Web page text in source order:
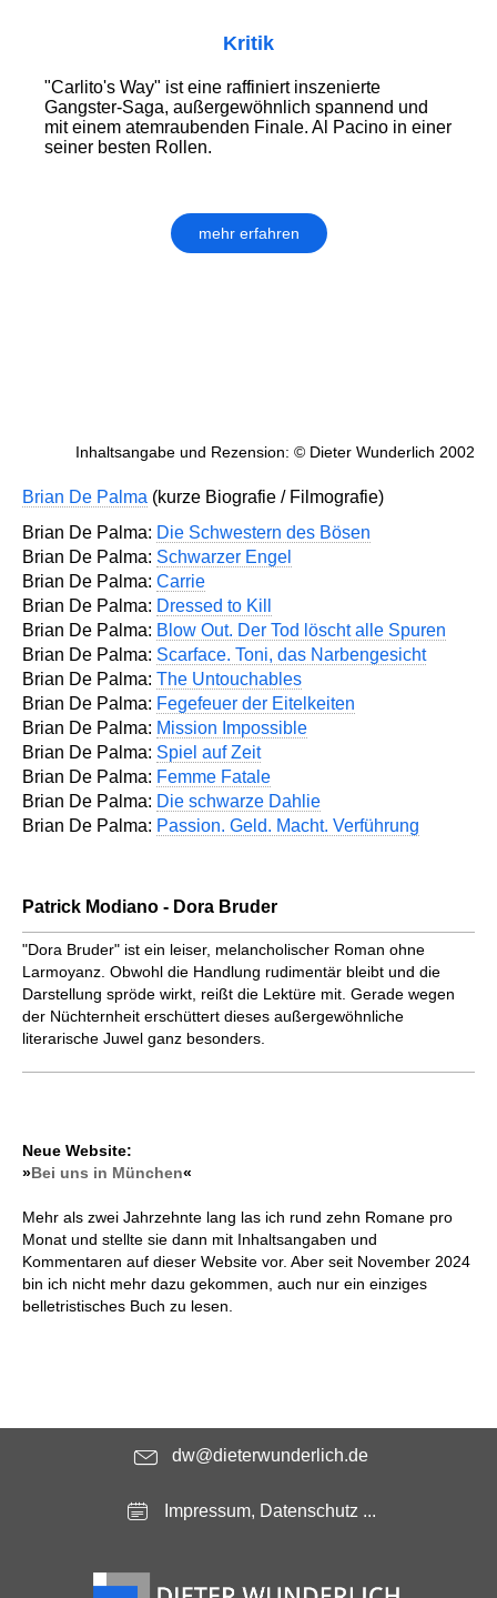
Kritik
"Carlito's Way" ist eine raffiniert inszenierte
Gangster-Saga, außergewöhnlich spannend und
mit einem atemraubenden Finale. Al Pacino in einer
seiner besten Rollen.
mehr erfahren
Inhaltsangabe und Rezension: © Dieter Wunderlich 2002
Brian De Palma (kurze Biografie / Filmografie)
Brian De Palma: Die Schwestern des Bösen
Brian De Palma: Schwarzer Engel
Brian De Palma: Carrie
Brian De Palma: Dressed to Kill
Brian De Palma: Blow Out. Der Tod löscht alle Spuren
Brian De Palma: Scarface. Toni, das Narbengesicht
Brian De Palma: The Untouchables
Brian De Palma: Fegefeuer der Eitelkeiten
Brian De Palma: Mission Impossible
Brian De Palma: Spiel auf Zeit
Brian De Palma: Femme Fatale
Brian De Palma: Die schwarze Dahlie
Brian De Palma: Passion. Geld. Macht. Verführung
Patrick Modiano - Dora Bruder
"Dora Bruder" ist ein leiser, melan­cholischer Roman ohne
Larmoyanz. Obwohl die Handlung rudimentär bleibt und die
Darstellung spröde wirkt, reißt die Lektüre mit. Gerade wegen
der Nüchternheit erschüttert dieses außergewöhnliche
literarische Juwel ganz besonders.
Neue Website:
»Bei uns in München«
Mehr als zwei Jahrzehnte lang las ich rund zehn Romane pro
Monat und stellte sie dann mit Inhaltsangaben und
Kommentaren auf dieser Website vor. Aber seit November 2024
bin ich nicht mehr dazu gekommen, auch nur ein einziges
belletristisches Buch zu lesen.
dw@dieterwunderlich.de
Impressum, Datenschutz ...